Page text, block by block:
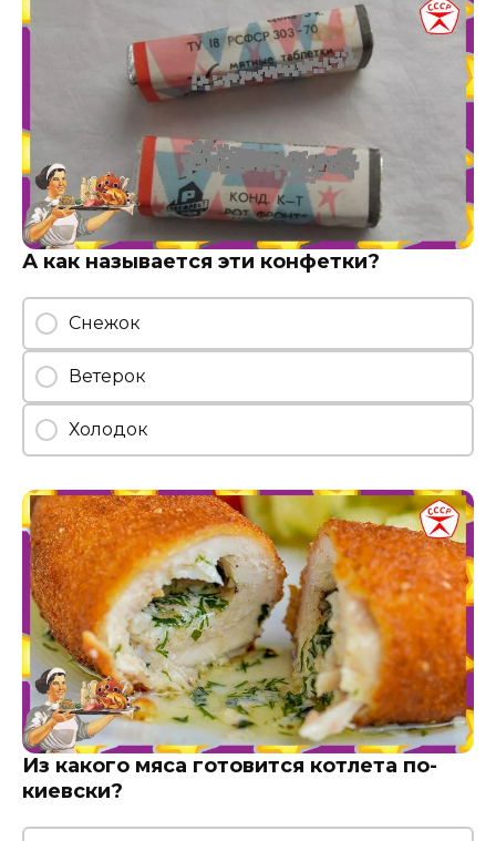
А как называется эти конфетки?
Снежок
Ветерок
Холодок
Из какого мяса готовится котлета по-
киевски?